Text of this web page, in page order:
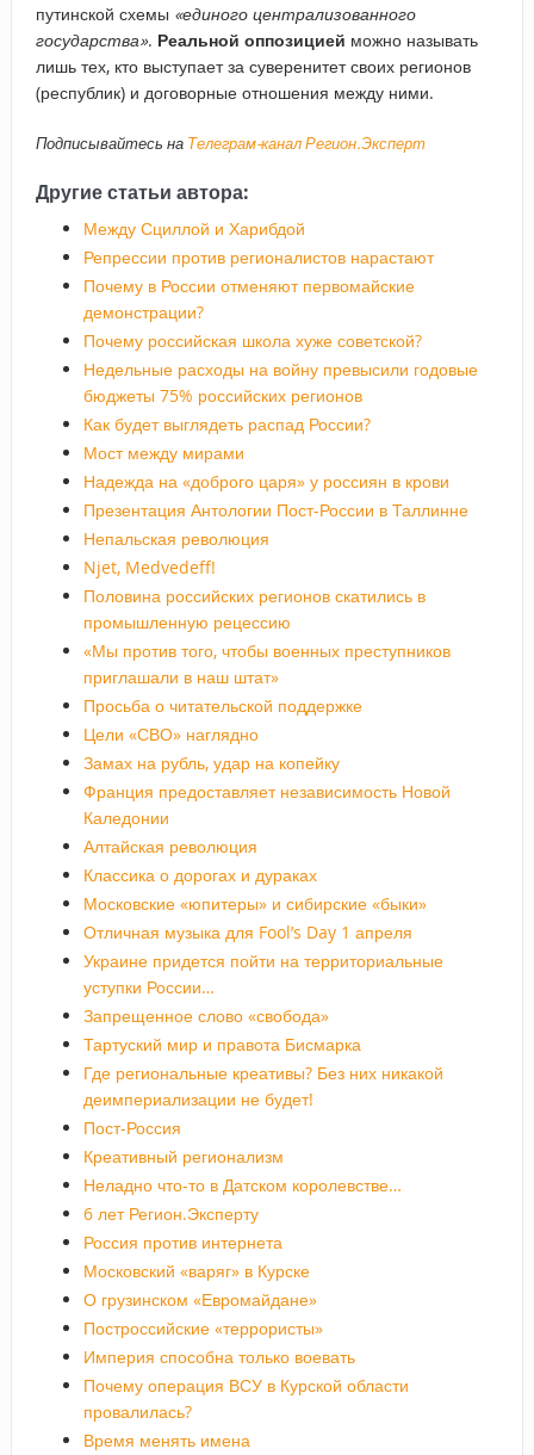
путинской схемы «единого централизованного
государства». Реальной оппозицией можно называть
лишь тех, кто выступает за суверенитет своих регионов
(республик) и договорные отношения между ними.
Подписывайтесь на Телеграм-канал Регион.Эксперт
Другие статьи автора:
Между Сциллой и Харибдой
Репрессии против регионалистов нарастают
Почему в России отменяют первомайские
демонстрации?
Почему российская школа хуже советской?
Недельные расходы на войну превысили годовые
бюджеты 75% российских регионов
Как будет выглядеть распад России?
Мост между мирами
Надежда на «доброго царя» у россиян в крови
Презентация Антологии Пост-России в Таллинне
Непальская революция
Njet, Medvedeff!
Половина российских регионов скатились в
промышленную рецессию
«Мы против того, чтобы военных преступников
приглашали в наш штат»
Просьба о читательской поддержке
Цели «СВО» наглядно
Замах на рубль, удар на копейку
Франция предоставляет независимость Новой
Каледонии
Алтайская революция
Классика о дорогах и дураках
Московские «юпитеры» и сибирские «быки»
Отличная музыка для Fool’s Day 1 апреля
Украине придется пойти на территориальные
уступки России…
Запрещенное слово «свобода»
Тартуский мир и правота Бисмарка
Где региональные креативы? Без них никакой
деимпериализации не будет!
Пост-Россия
Креативный регионализм
Неладно что-то в Датском королевстве…
6 лет Регион.Эксперту
Россия против интернета
Московский «варяг» в Курске
О грузинском «Евромайдане»
Построссийские «террористы»
Империя способна только воевать
Почему операция ВСУ в Курской области
провалилась?
Время менять имена